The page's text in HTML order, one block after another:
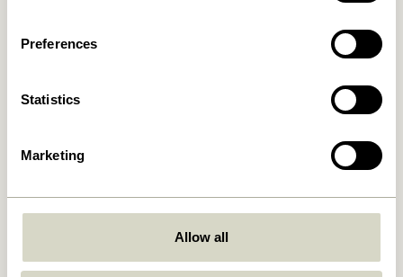
Preferences
Statistics
Marketing
Allow allNaturfarben/Schwarz